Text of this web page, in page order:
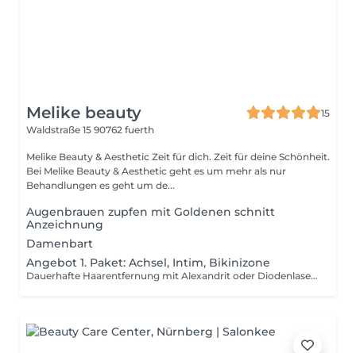
Melike beauty
15
Waldstraße 15 90762 fuerth
Melike Beauty & Aesthetic Zeit für dich. Zeit für deine Schönheit.
Bei Melike Beauty & Aesthetic geht es um mehr als nur
Behandlungen es geht um de...
Augenbrauen zupfen mit Goldenen schnitt
Anzeichnung
Damenbart
Angebot 1. Paket: Achsel, Intim, Bikinizone
Dauerhafte Haarentfernung mit Alexandrit oder Diodenlaser je nach Haut- und Haartyp Angebot gilt bis 15.04.2026 nur 135€